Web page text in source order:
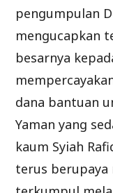
pengumpulan
mengucapkan
besarnya
dana bantuan
Yaman yang
kaum Syiah
terus berupaya